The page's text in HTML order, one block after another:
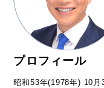
プロフィール
昭和53年(1978年) 10月